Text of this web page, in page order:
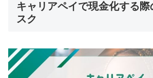
キャリアペイで現金化する際
スク